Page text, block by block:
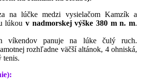
na lúčke medzi vysielačom Kamzík a
lúkou v nadmorskej výške 380 m n. m.
víkendov panuje na lúke čulý ruch.
rozhľadne väčší altánok, 4 ohniská,
tenis.